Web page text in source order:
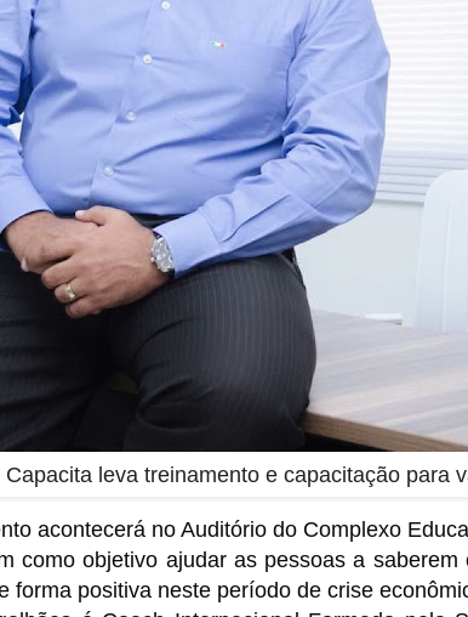
leva treinamento e capacitação para
acontecerá no Auditório do Complexo
como objetivo ajudar as pessoas a
forma positiva neste período de crise